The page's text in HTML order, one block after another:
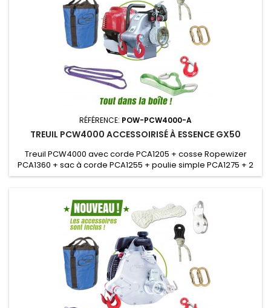
RÉFÉRENCE: POW-PCW4000-A
TREUIL PCW4000 ACCESSOIRISÉ À ESSENCE GX50
Treuil PCW4000 avec corde PCA1205 + cosse Ropewizer
PCA1360 + sac à corde PCA1255 + poulie simple PCA1275 + 2
mousquetons PCA1276 + crochet PCA1281 + elingue PCA1260